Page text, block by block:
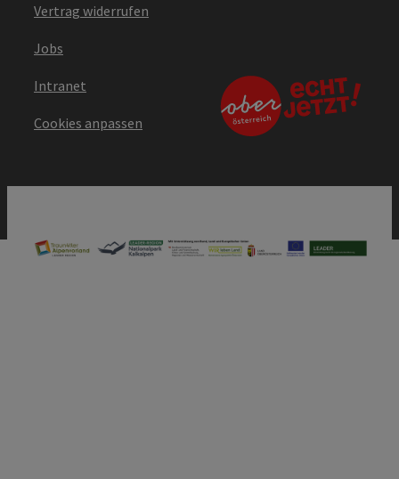
Vertrag widerrufen
Jobs
Intranet
Cookies anpassen